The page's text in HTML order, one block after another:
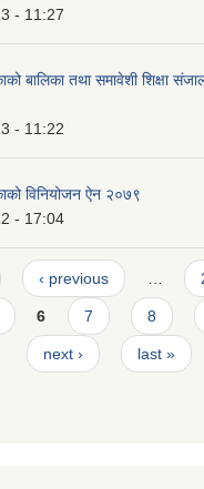
- 11:27
बालिका तथा समावेशी शिक्षा
- 11:22
विनियोजन ऐन २०७९
- 17:04
‹ previous …
6 7 8
next › last »